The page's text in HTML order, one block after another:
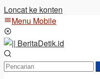
Loncat ke konten
Menu Mobile